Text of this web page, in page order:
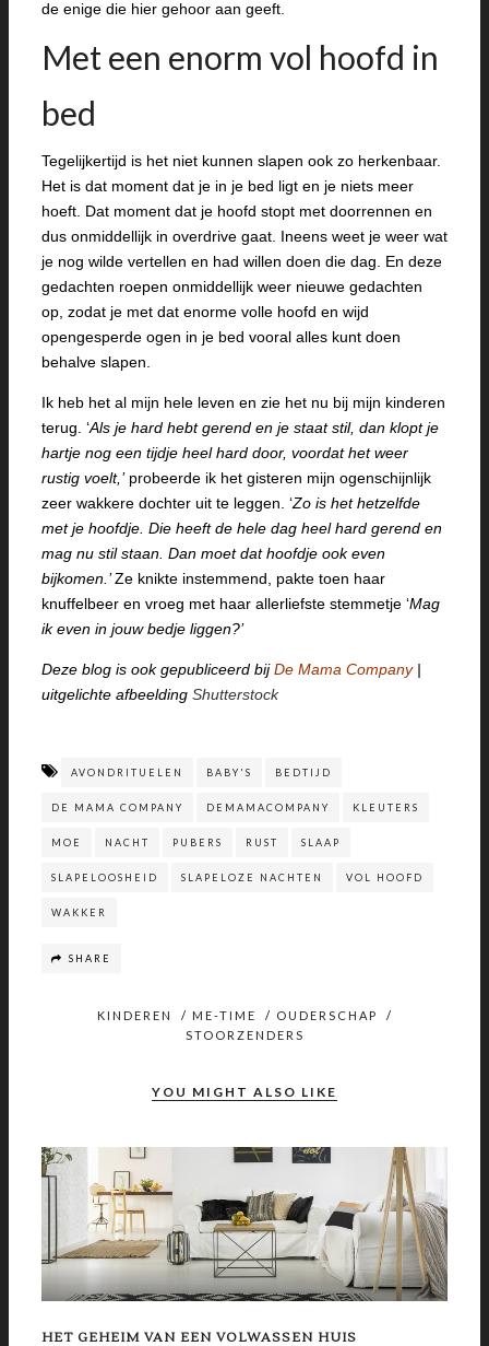
de enige die hier gehoor aan geeft.
Met een enorm vol hoofd in
bed
Tegelijkertijd is het niet kunnen slapen ook zo herkenbaar.
Het is dat moment dat je in je bed ligt en je niets meer
hoeft. Dat moment dat je hoofd stopt met doorrennen en
dus onmiddellijk in overdrive gaat. Ineens weet je weer wat
je nog wilde vertellen en had willen doen die dag. En deze
gedachten roepen onmiddellijk weer nieuwe gedachten
op, zodat je met dat enorme volle hoofd en wijd
opengesperde ogen in je bed vooral alles kunt doen
behalve slapen.
Ik heb het al mijn hele leven en zie het nu bij mijn kinderen
terug. ‘Als je hard hebt gerend en je staat stil, dan klopt je
hartje nog een tijdje heel hard door, voordat het weer
rustig voelt,’probeerde ik het gisteren mijn ogenschijnlijk
zeer wakkere dochter uit te leggen. ‘Zo is het hetzelfde
met je hoofdje. Die heeft de hele dag heel hard gerend en
mag nu stil staan. Dan moet dat hoofdje ook even
bijkomen.’Ze knikte instemmend, pakte toen haar
knuffelbeer en vroeg met haar allerliefste stemmetje ‘Mag
ik even in jouw bedje liggen?’
Deze blog is ook gepubliceerd bijDe Mama Company|
uitgelichte afbeelding Shutterstock
AVONDRITUELEN BABY'S BEDTIJD
DE MAMA COMPANY DEMAMACOMPANY KLEUTERS
MOE NACHT PUBERS RUST SLAAP
SLAPELOOSHEID SLAPELOZE NACHTEN VOL HOOFD
WAKKER
SHARE
KINDEREN / ME-TIME / OUDERSCHAP
/
STOORZENDERS
YOU MIGHT ALSO LIKE
HET GEHEIM VAN EEN VOLWASSEN HUIS